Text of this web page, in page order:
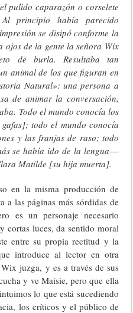
pulido caparazón o corselete
principio había parecido
se disipó conforme la
ojos de la gente la señora Wix
de burla. Resultaba tan
animal de los que figuran en
Natural»: una persona a
de animar la conversación,
Todo el mundo conocía los
todo el mundo conocía
y las franjas de raso; todo
se había ido de la lengua––
Matilde [su hija muerta].
en la misma producción de
a las páginas más sórdidas de
es un personaje necesario
cortas luces, da sentido moral
entre su propia rectitud y la
introduce al lector en otra
juzga, y es a través de sus
y ve Maisie, pero que ella
lo que está sucediendo
los críticos y el público de